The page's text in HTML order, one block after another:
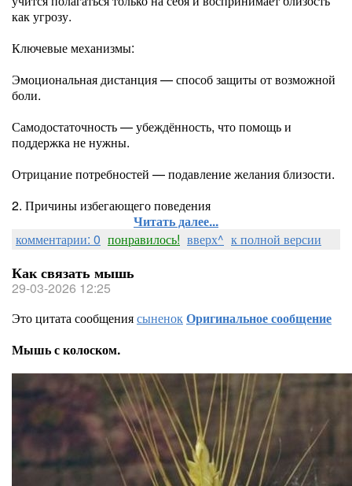
как угрозу.
Ключевые механизмы:
Эмоциональная дистанция — способ защиты от возможной
боли.
Самодостаточность — убеждённость, что помощь и
поддержка не нужны.
Отрицание потребностей — подавление желания близости.
2. Причины избегающего поведения
Читать далее...
комментарии: 0 понравилось! вверх^ к полной версии
Как связать мышь
29-03-2026 12:25
Это цитата сообщениясыненокОригинальное сообщение
Мышь с колоском.